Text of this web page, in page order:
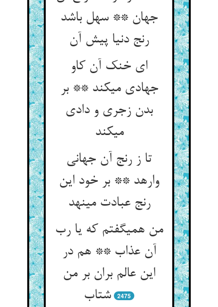
جهان ** سهل باشد
رنج دنیا پیش آن‏
ای خنک آن کاو
جهادی می‏کند ** بر
بدن زجری و دادی
می‏کند
تا ز رنج آن جهانی
وارهد ** بر خود این
رنج عبادت می‏نهد
من همی‏گفتم که یا رب
آن عذاب ** هم در
این عالم بران بر من
شتاب‏
2475